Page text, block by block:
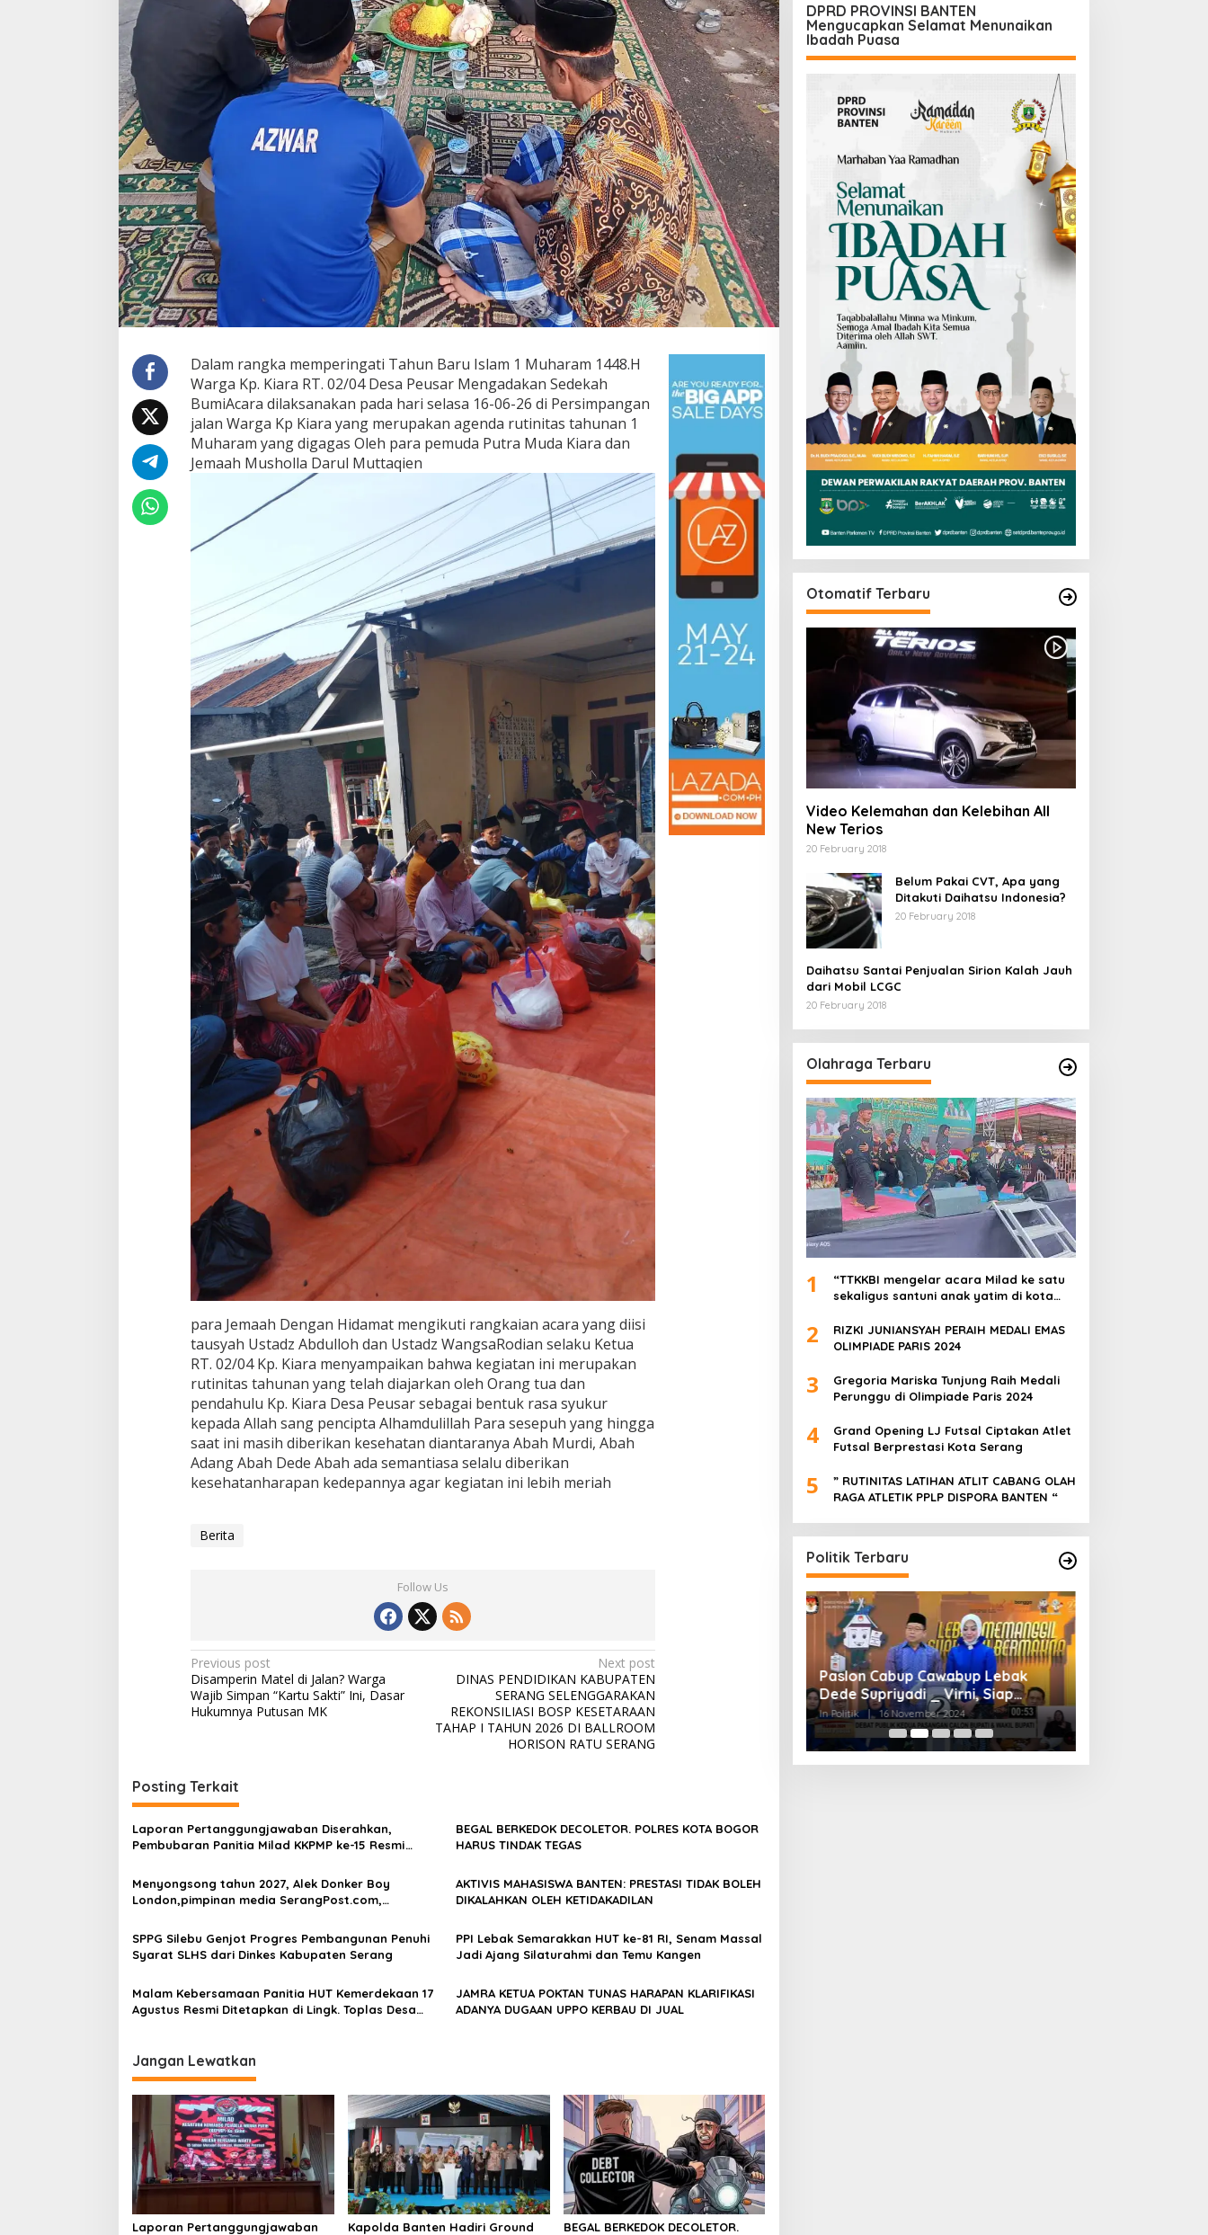
Dalam rangka memperingati Tahun Baru Islam 1 Muharam 1448.H
Warga Kp. Kiara RT. 02/04 Desa Peusar Mengadakan Sedekah
BumiAcara dilaksanakan pada hari selasa 16-06-26 di Persimpangan
jalan Warga Kp Kiara yang merupakan agenda rutinitas tahunan 1
Muharam yang digagas Oleh para pemuda Putra Muda Kiara dan
Jemaah Musholla Darul Muttaqien
para Jemaah Dengan Hidamat mengikuti rangkaian acara yang diisi
tausyah Ustadz Abdulloh dan Ustadz WangsaRodian selaku Ketua
RT. 02/04 Kp. Kiara menyampaikan bahwa kegiatan ini merupakan
rutinitas tahunan yang telah diajarkan oleh Orang tua dan
pendahulu Kp. Kiara Desa Peusar sebagai bentuk rasa syukur
kepada Allah sang pencipta Alhamdulillah Para sesepuh yang hingga
saat ini masih diberikan kesehatan diantaranya Abah Murdi, Abah
Adang Abah Dede Abah ada semantiasa selalu diberikan
kesehatanharapan kedepannya agar kegiatan ini lebih meriah
Berita
Follow Us
Post
navigation
Previous post
Disamperin Matel di Jalan? Warga
Wajib Simpan “Kartu Sakti” Ini, Dasar
Hukumnya Putusan MK
Next post
DINAS PENDIDIKAN KABUPATEN
SERANG SELENGGARAKAN
REKONSILIASI BOSP KESETARAAN
TAHAP I TAHUN 2026 DI BALLROOM
HORISON RATU SERANG
Posting Terkait
Laporan Pertanggungjawaban Diserahkan,
Pembubaran Panitia Milad KKPMP ke-15 Resmi
BEGAL BERKEDOK DECOLETOR. POLRES KOTA BOGOR
HARUS TINDAK TEGAS
Menyongsong tahun 2027, Alek Donker Boy
London,pimpinan media SerangPost.com,
meningkatkan profesionalisme dalam menjalankan
tugas jurnalistik
AKTIVIS MAHASISWA BANTEN: PRESTASI TIDAK BOLEH
DIKALAHKAN OLEH KETIDAKADILAN
SPPG Silebu Genjot Progres Pembangunan Penuhi
Syarat SLHS dari Dinkes Kabupaten Serang
PPI Lebak Semarakkan HUT ke-81 RI, Senam Massal
Jadi Ajang Silaturahmi dan Temu Kangen
Malam Kebersamaan Panitia HUT Kemerdekaan 17
Agustus Resmi Ditetapkan di Lingk. Toplas Desa
JAMRA KETUA POKTAN TUNAS HARAPAN KLARIFIKASI
ADANYA DUGAAN UPPO KERBAU DI JUAL
Jangan Lewatkan
Laporan Pertanggungjawaban Kapolda Banten Hadiri Ground BEGAL BERKEDOK DECOLETOR.
DPRD PROVINSI BANTEN
Mengucapkan Selamat Menunaikan
Ibadah Puasa
Otomatif Terbaru
Video Kelemahan dan Kelebihan All
New Terios
20 February 2018
Belum Pakai CVT, Apa yang
Ditakuti Daihatsu Indonesia?
20 February 2018
Daihatsu Santai Penjualan Sirion Kalah Jauh
dari Mobil LCGC
20 February 2018
Olahraga Terbaru
1
“TTKKBI mengelar acara Milad ke satu
sekaligus santuni anak yatim di kota
2
RIZKI JUNIANSYAH PERAIH MEDALI EMAS
OLIMPIADE PARIS 2024
3
Gregoria Mariska Tunjung Raih Medali
Perunggu di Olimpiade Paris 2024
4
Grand Opening LJ Futsal Ciptakan Atlet
Futsal Berprestasi Kota Serang
5
” RUTINITAS LATIHAN ATLIT CABANG OLAH
RAGA ATLETIK PPLP DISPORA BANTEN “
Politik Terbaru
Dicopot DPP PPP, Subadri Tolak
Plt DPW Banten dan Siap Gugat
ke Jalur Hukum
In Politik | 31 January 2026
Paslon Cabup Cawabup Lebak
Dede Supriyadi _ Virni, Siap
Realisasikan Program
In Politik 16 November 2024